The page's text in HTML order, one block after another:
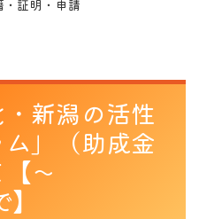
・証明・申請
新潟の活性
」（助成金
～